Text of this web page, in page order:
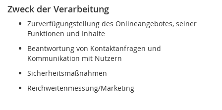
Zweck der Verarbeitung
Zurverfügungstellung des Onlineangebotes, seiner
Funktionen und Inhalte
Beantwortung von Kontaktanfragen und
Kommunikation mit Nutzern
Sicherheitsmaßnahmen
Reichweitenmessung/Marketing